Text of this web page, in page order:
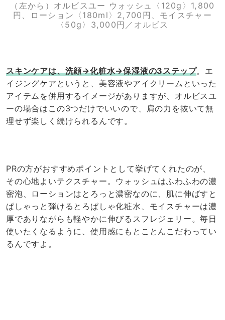
（左から）オルビスユー ウォッシュ〈120g〉1,800
円、ローション〈180ml〉2,700円、モイスチャー
〈50g〉3,000円／オルビス
スキンケアは、洗顔→化粧水→保湿液の3ステップ。エ
イジングケアというと、美容液やアイクリームといった
アイテムを併用するイメージがありますが、オルビスユ
ーの場合はこの3つだけでいいので、肩の力を抜いて無
理せず楽しく続けられるんです。
PRの方がおすすめポイントとして挙げてくれたのが、
その心地よいテクスチャー。ウォッシュはふわふわの濃
密泡、ローションはとろっと濃密なのに、肌に伸ばすと
ぱしゃっと弾けるとろぱしゃ化粧水、モイスチャーは濃
厚でありながらも軽やかに伸びるスフレジェリー。毎日
使いたくなるように、使用感にもとことんこだわってい
るんですよ。